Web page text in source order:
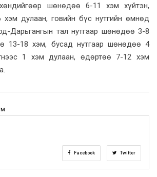
шөнөдөө 6-11 хэм хүйтэн,
дулаан, говийн бүс нутгийн өмнөд
Дарьгангын тал нутгаар шөнөдөө 3-8
13-18 хэм, бусад нутгаар шөнөдөө 4
1 хэм дулаан, өдөртөө 7-12 хэм
Facebook Twitter